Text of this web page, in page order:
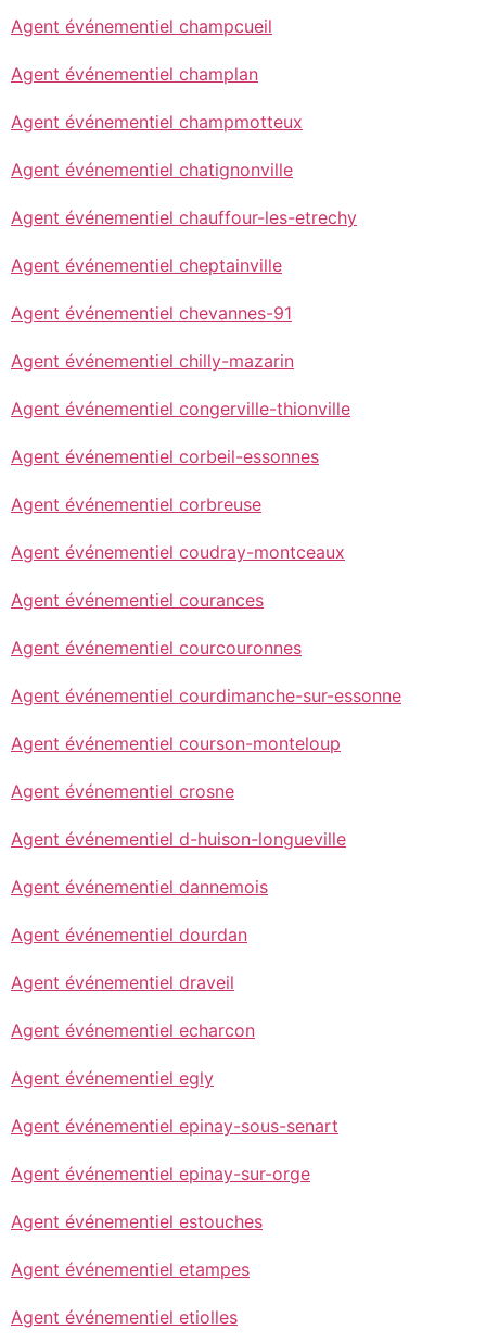
Agent événementiel champcueil
Agent événementiel champlan
Agent événementiel champmotteux
Agent événementiel chatignonville
Agent événementiel chauffour-les-etrechy
Agent événementiel cheptainville
Agent événementiel chevannes-91
Agent événementiel chilly-mazarin
Agent événementiel congerville-thionville
Agent événementiel corbeil-essonnes
Agent événementiel corbreuse
Agent événementiel coudray-montceaux
Agent événementiel courances
Agent événementiel courcouronnes
Agent événementiel courdimanche-sur-essonne
Agent événementiel courson-monteloup
Agent événementiel crosne
Agent événementiel d-huison-longueville
Agent événementiel dannemois
Agent événementiel dourdan
Agent événementiel draveil
Agent événementiel echarcon
Agent événementiel egly
Agent événementiel epinay-sous-senart
Agent événementiel epinay-sur-orge
Agent événementiel estouches
Agent événementiel etampes
Agent événementiel etiolles